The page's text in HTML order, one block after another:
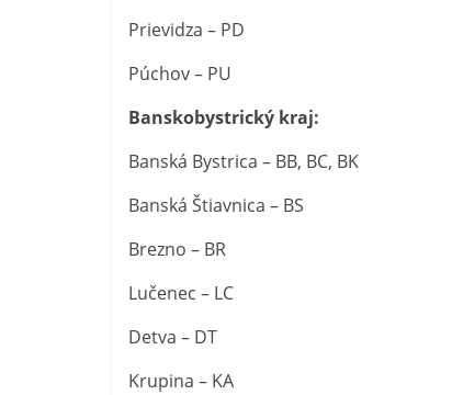
Prievidza – PD
Púchov – PU
Banskobystrický kraj:
Banská Bystrica – BB, BC, BK
Banská Štiavnica – BS
Brezno – BR
Lučenec – LC
Detva – DT
Krupina – KA